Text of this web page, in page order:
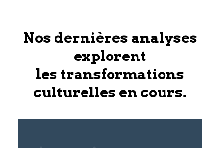
Nos dernières analyses
explorent
les transformations
culturelles en cours.